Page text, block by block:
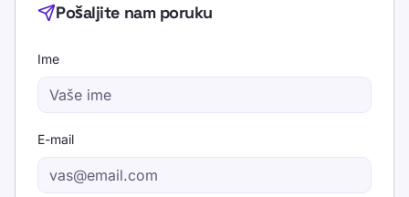
Pošaljite nam poruku
Ime
E-mail